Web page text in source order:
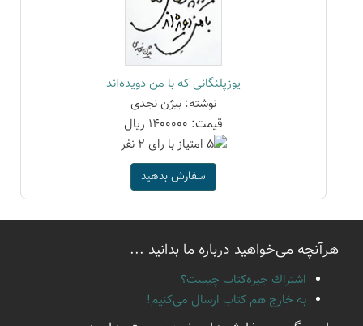
یوزپلنگانی که با من دویده‌اند
نوشته: بیژن نجدی
قیمت: 1400000 ریال
سفارش بدهید
هرآنچه می‌خواهید درباره ما بدانید ...
اشتراك جيره‌كتاب چيست؟
به خارج هم كتاب ارسال می‌كنیم!